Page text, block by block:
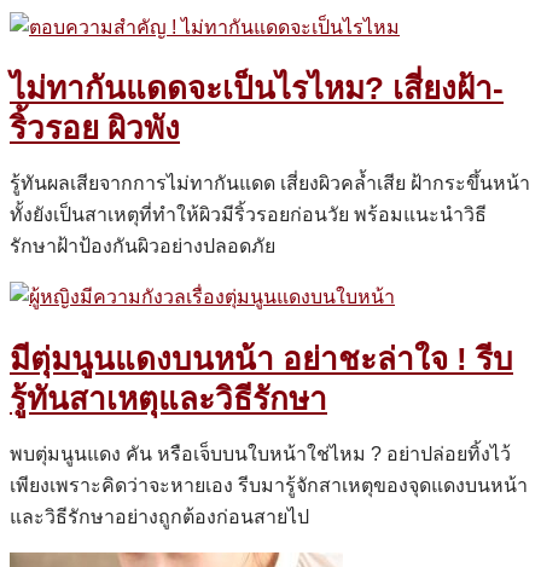
ไม่ทากันแดดจะเป็นไรไหม? เสี่ยงฝ้า-
ริ้วรอย ผิวพัง
รู้ทันผลเสียจากการไม่ทากันแดด เสี่ยงผิวคล้ำเสีย ฝ้ากระขึ้นหน้า
ทั้งยังเป็นสาเหตุที่ทำให้ผิวมีริ้วรอยก่อนวัย พร้อมแนะนำวิธี
รักษาฝ้าป้องกันผิวอย่างปลอดภัย
มีตุ่มนูนแดงบนหน้า อย่าชะล่าใจ ! รีบ
รู้ทันสาเหตุและวิธีรักษา
พบตุ่มนูนแดง คัน หรือเจ็บบนใบหน้าใช่ไหม ? อย่าปล่อยทิ้งไว้
เพียงเพราะคิดว่าจะหายเอง รีบมารู้จักสาเหตุของจุดแดงบนหน้า
และวิธีรักษาอย่างถูกต้องก่อนสายไป